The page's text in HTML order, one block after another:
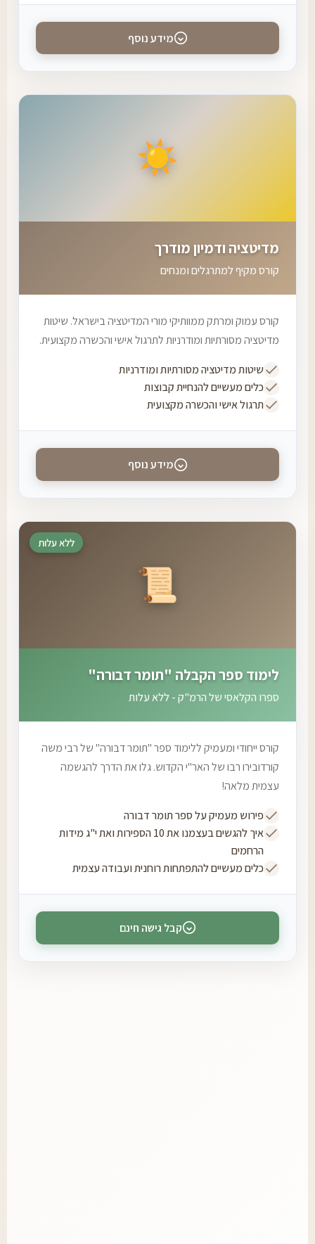
מידע נוסף
☀️
מדיטציה ודמיון מודרך
קורס מקיף למתרגלים ומנחים
קורס עמוק ומרתק ממוותיקי מורי המדיטציה בישראל. שיטות
מדיטציה מסורתיות ומודרניות לתרגול אישי והכשרה מקצועית.
שיטות מדיטציה מסורתיות ומודרניות
כלים מעשיים להנחיית קבוצות
תרגול אישי והכשרה מקצועית
מידע נוסף
ללא עלות
📜
לימוד ספר הקבלה "תומר דבורה"
ספרו הקלאסי של הרמ"ק - ללא עלות
קורס ייחודי ומעמיק ללימוד ספר "תומר דבורה" של רבי משה
קורדובירו רבו של האר"י הקדוש. גלו את הדרך להגשמה
עצמית מלאה!
פירוש מעמיק על ספר תומר דבורה
איך להגשים בעצמנו את 10 הספירות ואת י"ג מידות
הרחמים
כלים מעשיים להתפתחות רוחנית ועבודה עצמית
קבל גישה חינם